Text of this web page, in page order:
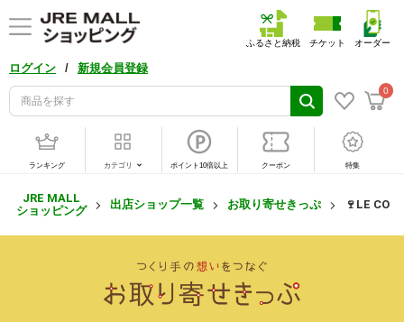
ログイン / 新規会員登録
0
ふるさと納税 チケット オーダー
ランキング カテゴリ ポイント10倍以上 クーポン 特集
JRE MALL
ショッピング
出店ショップ一覧 お取り寄せきっぷ 🍷LE